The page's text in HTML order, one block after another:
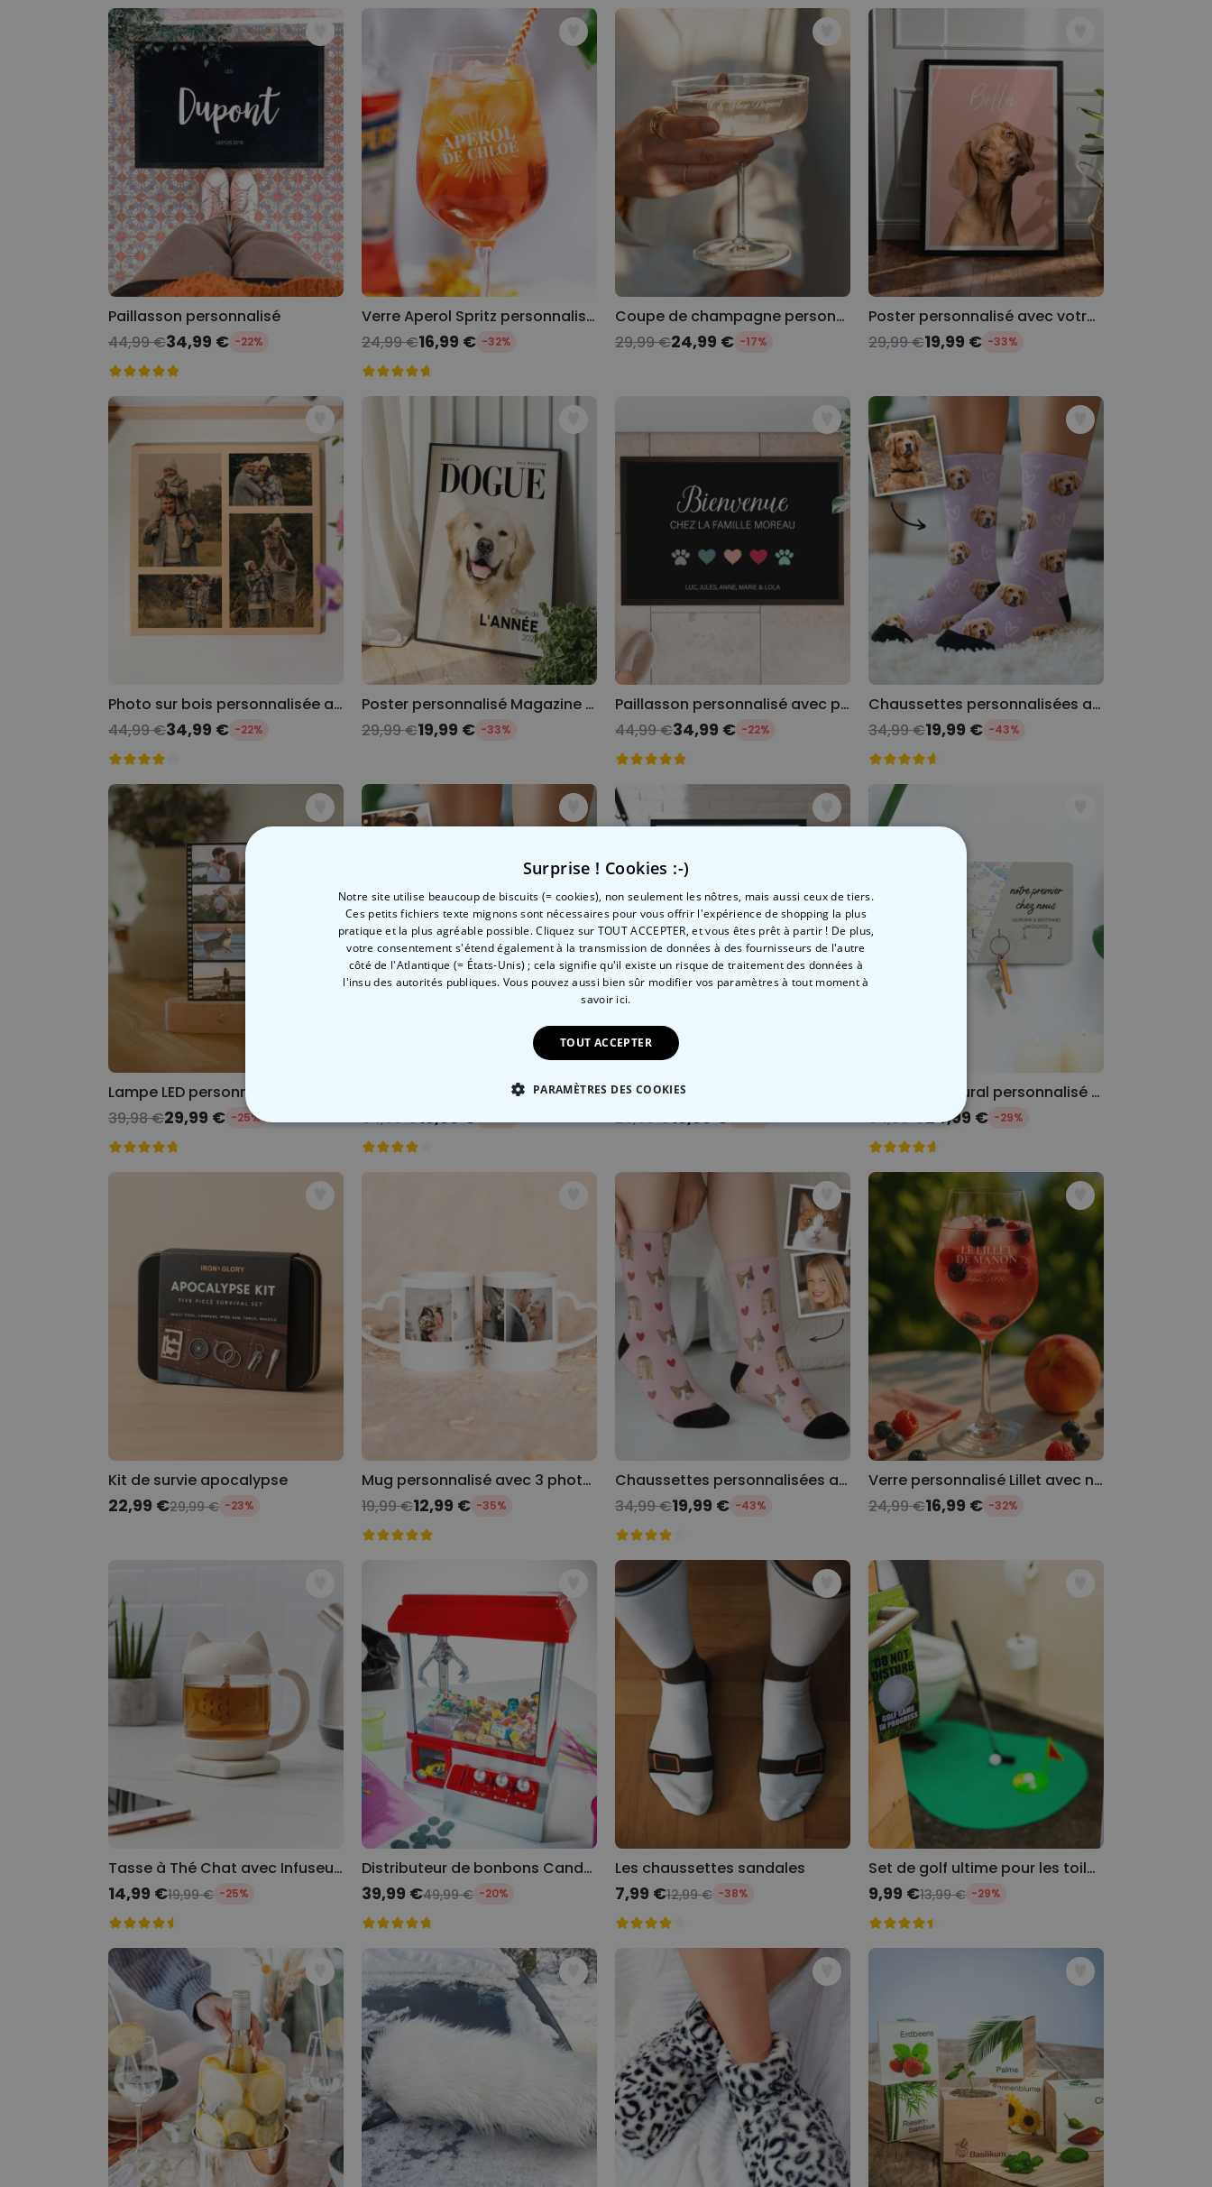
Paillasson personnalisé
44,99 €34,99 € -22%
Verre Aperol Spritz personnalisé avec prénom
24,99 €16,99 € -32%
Coupe de champagne personnalisée avec texte
29,99 €24,99 € -17%
Poster personnalisé avec votre animal de compagnie
29,99 €19,99 € -33%
Photo sur bois personnalisée avec 4 photos
44,99 €34,99 € -22%
Poster personnalisé Magazine avec votre animal
29,99 €19,99 € -33%
Paillasson personnalisé avec pictos et nom
44,99 €34,99 € -22%
Chaussettes personnalisées avec votre animal de compagnie
34,99 €19,99 € -43%
39,98 €29,99 € -25%
Chaussettes personnalisées Aperol avec visage
34,99 €19,99 €
29,99 €19,99 €
Porte-clés Mural personnalisé Là où tout a commencé
34,99 €24,99 € -29%
Kit de survie apocalypse
Prix spécial
22,99 €29,99 € -23%
Mug personnalisé avec 3 photos et texte
19,99 €12,99 € -35%
Chaussettes personnalisées avec animal de compagnie et visage
34,99 €19,99 € -43%
Verre personnalisé Lillet avec nom
24,99 €16,99 € -32%
Tasse à Thé Chat avec Infuseur à Thé Poisson
Prix spécial
14,99 €19,99 € -25%
Distributeur de bonbons Candy Grabber
Prix spécial
39,99 €49,99 € -20%
Les chaussettes sandales
Prix spécial
7,99 €12,99 € -38%
Set de golf ultime pour les toilettes
Prix spécial
9,99 €13,99 € -29%
Surprise ! Cookies :-)
Notre site utilise beaucoup de biscuits (= cookies), non seulement les nôtres, mais aussi ceux de tiers.
Ces petits fichiers texte mignons sont nécessaires pour vous offrir l'expérience de shopping la plus
pratique et la plus agréable possible. Cliquez sur TOUT ACCEPTER, et vous êtes prêt à partir ! De plus,
votre consentement s'étend également à la transmission de données à des fournisseurs de l'autre
côté de l'Atlantique (= États-Unis) ; cela signifie qu'il existe un risque de traitement des données à
l'insu des autorités publiques. Vous pouvez aussi bien sûr modifier vos paramètres à tout moment à
savoir ici.
TOUT ACCEPTER
PARAMÈTRES DES COOKIES
STRICTEMENT NÉCESSAIRE COMMERCIALISATION NON CLASSÉ